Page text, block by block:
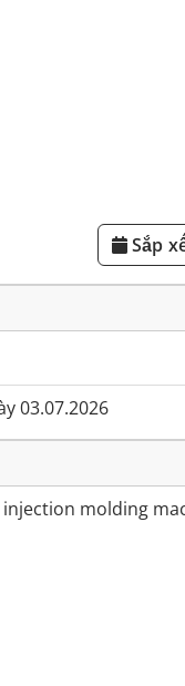
Sắp
03.07.2026
injection molding